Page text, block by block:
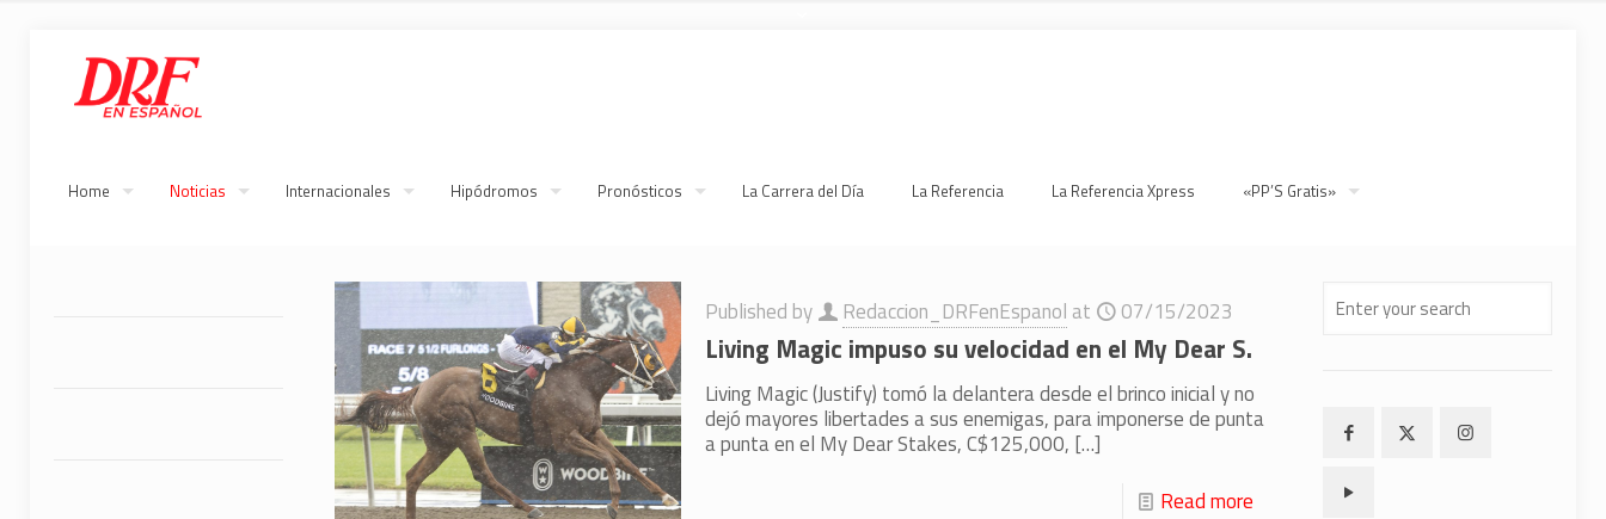
Home Noticias Internacionales Hipódromos Pronósticos La Carrera del Día La Referencia La Referencia Xpress «PP’S Gratis»
Published by Redaccion_DRFenEspanol at 07/15/2023
Living Magic impuso su velocidad en el My Dear S.
Living Magic (Justify) tomó la delantera desde el brinco inicial y no
dejó mayores libertades a sus enemigas, para imponerse de punta
a punta en el My Dear Stakes, C$125,000, […]
Read more